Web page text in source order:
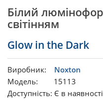
Білий
світінням
Glow in the Dark
Виробник: Noxton
Модель: 15113
Доступність: Є в наявності